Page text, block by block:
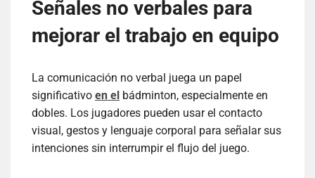
Señales no verbales para
mejorar el trabajo en equipo
La comunicación no verbal juega un papel
significativo en el bádminton, especialmente en
dobles. Los jugadores pueden usar el contacto
visual, gestos y lenguaje corporal para señalar sus
intenciones sin interrumpir el flujo del juego.